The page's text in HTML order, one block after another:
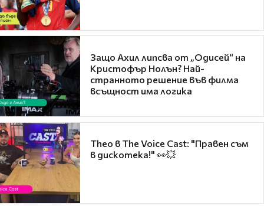
Защо Ахил липсва от „Одисей“ на
Кристофър Нолън? Най-
странното решение във филма
всъщност има логика
Theo в The Voice Cast: "Правен съм
в дискотека!" 👀💥